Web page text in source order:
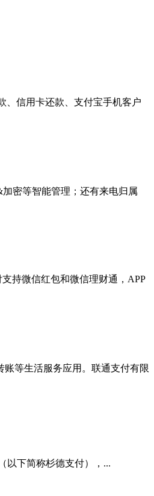
、信用卡还款、支付宝手机客户
密等智能管理；还有来电归属
持微信红包和微信理财通，APP
等生活服务应用。联通支付有限
以下简称杉德支付），...